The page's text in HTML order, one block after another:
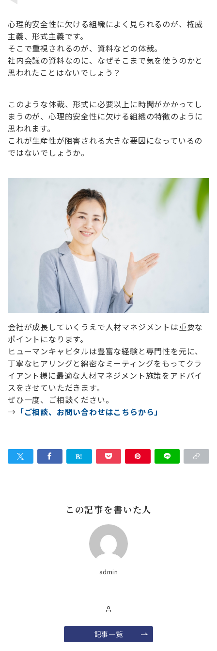
心理的安全性に欠ける組織によく見られるのが、権威
主義、形式主義です。
そこで重視されるのが、資料などの体裁。
社内会議の資料なのに、なぜそこまで気を使うのかと
思われたことはないでしょう？
このような体裁、形式に必要以上に時間がかかってし
まうのが、心理的安全性に欠ける組織の特徴のように
思われます。
これが生産性が阻害される大きな要因になっているの
ではないでしょうか。
会社が成長していくうえで人材マネジメントは重要な
ポイントになります。
ヒューマンキャピタルは豊富な経験と専門性を元に、
丁寧なヒアリングと綿密なミーティングをもってクラ
イアント様に最適な人材マネジメント施策をアドバイ
スをさせていただきます。
ぜひ一度、ご相談ください。
→ 「ご相談、お問い合わせはこちらから」
この記事を書いた人
admin
記事一覧